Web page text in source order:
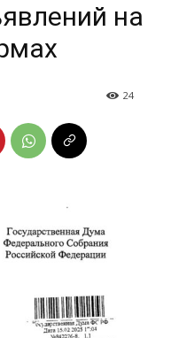
на
24